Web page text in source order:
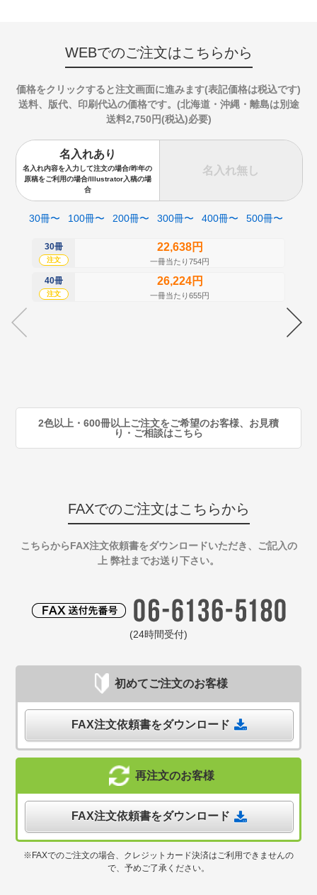
WEBでのご注文はこちらから
価格をクリックすると注文画面に進みます(表記価格は税込です)
送料、版代、印刷代込の価格です。(北海道・沖縄・離島は別途
送料2,750円(税込)必要)
名入れあり
名入れ内容を入力して注文の場合/昨年の
原稿をご利用の場合/Illustrator入稿の場
合
名入れ無し
30冊〜 100冊〜 200冊〜 300冊〜 400冊〜 500冊〜
30冊
注文
22,638円
一冊当たり754円
40冊
注文
26,224円
一冊当たり655円
2色以上・600冊以上ご注文をご希望のお客様、お見積
り・ご相談はこちら
FAXでのご注文はこちらから
こちらからFAX注文依頼書をダウンロードいただき、ご記入の
上 弊社までお送り下さい。
(24時間受付)
初めてご注文のお客様
FAX注文依頼書をダウンロード
再注文のお客様
FAX注文依頼書をダウンロード
※FAXでのご注文の場合、クレジットカード決済はご利用できませんの
で、予めご了承ください。